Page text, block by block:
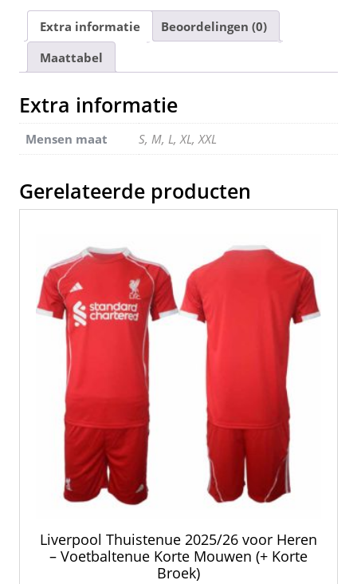
c
e
b
o
o
k
itt
er
ai
l
er
e
st
d
di
t
k
e
dI
e
n
Extra informatie
Beoordelingen (0)
Maattabel
Extra informatie
Mensen maat S, M, L, XL, XXL
Gerelateerde producten
Liverpool Thuistenue 2025/26 voor Heren
– Voetbaltenue Korte Mouwen (+ Korte
Broek)